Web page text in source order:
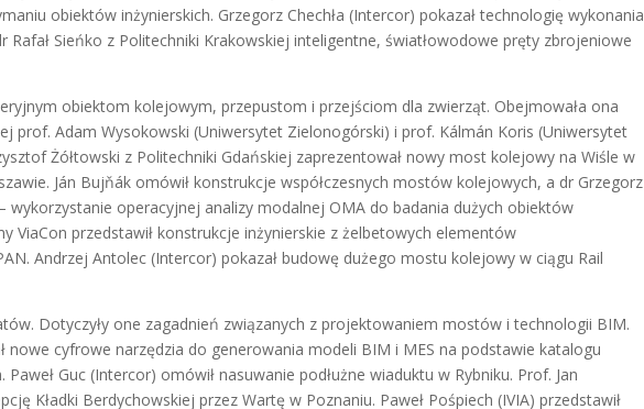
obiektów inżynierskich. Grzegorz Chechła (Intercor) pokazał technologię wykonania
Rafał Sieńko z Politechniki Krakowskiej inteligentne, światłowodowe pręty zbrojeniowe
obiektom kolejowym, przepustom i przejściom dla zwierząt. Obejmowała ona
prof. Adam Wysokowski (Uniwersytet Zielonogórski) i prof. Kálmán Koris (Uniwersytet
Żółtowski z Politechniki Gdańskiej zaprezentował nowy most kolejowy na Wiśle w
Ján Bujňák omówił konstrukcje współczesnych mostów kolejowych, a dr Grzegorz
wykorzystanie operacyjnej analizy modalnej OMA do badania dużych obiektów
ViaCon przedstawił konstrukcje inżynierskie z żelbetowych elementów
Andrzej Antolec (Intercor) pokazał budowę dużego mostu kolejowy w ciągu Rail
Dotyczyły one zagadnień związanych z projektowaniem mostów i technologii BIM.
nowe cyfrowe narzędzia do generowania modeli BIM i MES na podstawie katalogu
Guc (Intercor) omówił nasuwanie podłużne wiaduktu w Rybniku. Prof. Jan
Kładki Berdychowskiej przez Wartę w Poznaniu. Paweł Pośpiech (IVIA) przedstawił